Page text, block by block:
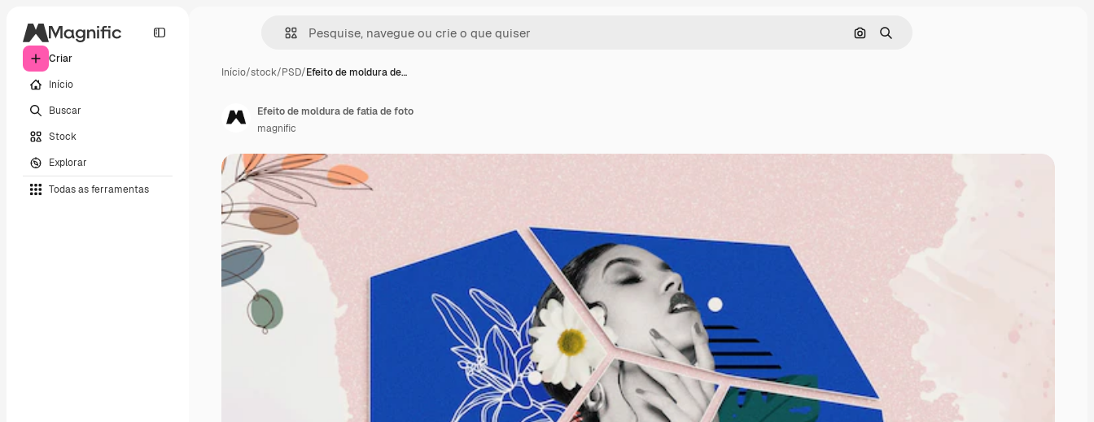
Criar
Início
Buscar
Stock
Explorar
Todas as ferramentas
Pesquisar por imagem
Buscar
Início/stock/PSD/Efeito de moldura de…
Efeito de moldura de fatia de foto
magnific